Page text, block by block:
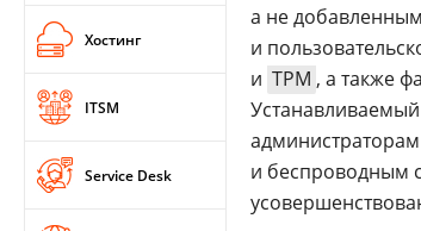
Хостинг
ITSM
Service Desk
а не
и
и TPM , а также
и беспроводным